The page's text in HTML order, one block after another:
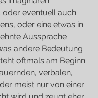
oder eventuell auch
oder eine etwas in
Aussprache
andere Bedeutung
oftmals am Beginn
verbalen,
meist nur von einer